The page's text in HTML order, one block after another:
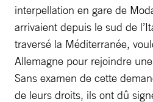
interpellation en gare de
arrivaient depuis le sud de
traversé la Méditerranée,
Allemagne pour rejoindre
Sans examen de cette
de leurs droits, ils ont dû